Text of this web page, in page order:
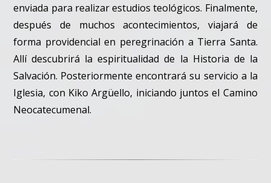
enviada para realizar estudios teológicos. Finalmente,
después de muchos acontecimientos, viajará de
forma providencial en peregrinación a Tierra Santa.
Allí descubrirá la espiritualidad de la Historia de la
Salvación. Posteriormente encontrará su servicio a la
Iglesia, con Kiko Argüello, iniciando juntos el Camino
Neocatecumenal.